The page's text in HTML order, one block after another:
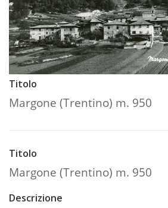
Titolo
Margone (Trentino) m. 950
Titolo
Margone (Trentino) m. 950
Descrizione